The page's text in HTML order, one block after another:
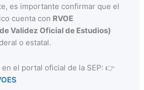
es importante confirmar que el
cuenta con RVOE
Validez Oficial de Estudios)
o estatal.
el portal oficial de la SEP: 👉